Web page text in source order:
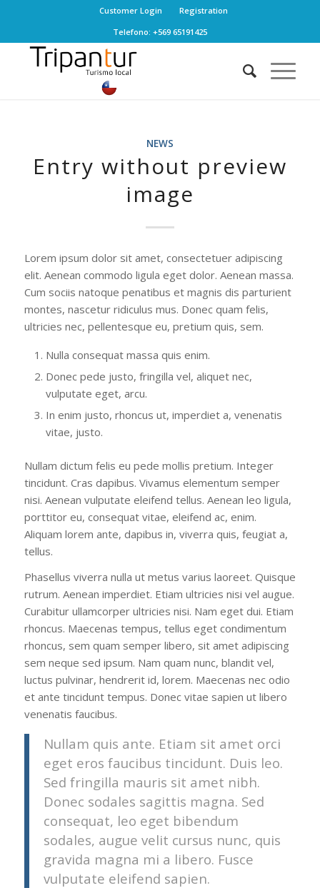
Customer Login
Registration
Telefono: +569 65191425
NEWS
Entry without preview
image
Lorem ipsum dolor sit amet, consectetuer adipiscing
elit. Aenean commodo ligula eget dolor. Aenean massa.
Cum sociis natoque penatibus et magnis dis parturient
montes, nascetur ridiculus mus. Donec quam felis,
ultricies nec, pellentesque eu, pretium quis, sem.
Nulla consequat massa quis enim.
Donec pede justo, fringilla vel, aliquet nec,
vulputate eget, arcu.
In enim justo, rhoncus ut, imperdiet a, venenatis
vitae, justo.
Nullam dictum felis eu pede mollis pretium. Integer
tincidunt. Cras dapibus. Vivamus elementum semper
nisi. Aenean vulputate eleifend tellus. Aenean leo ligula,
porttitor eu, consequat vitae, eleifend ac, enim.
Aliquam lorem ante, dapibus in, viverra quis, feugiat a,
tellus.
Phasellus viverra nulla ut metus varius laoreet. Quisque
rutrum. Aenean imperdiet. Etiam ultricies nisi vel augue.
Curabitur ullamcorper ultricies nisi. Nam eget dui. Etiam
rhoncus. Maecenas tempus, tellus eget condimentum
rhoncus, sem quam semper libero, sit amet adipiscing
sem neque sed ipsum. Nam quam nunc, blandit vel,
luctus pulvinar, hendrerit id, lorem. Maecenas nec odio
et ante tincidunt tempus. Donec vitae sapien ut libero
venenatis faucibus.
Nullam quis ante. Etiam sit amet orci
eget eros faucibus tincidunt. Duis leo.
Sed fringilla mauris sit amet nibh.
Donec sodales sagittis magna. Sed
consequat, leo eget bibendum
sodales, augue velit cursus nunc, quis
gravida magna mi a libero. Fusce
vulputate eleifend sapien.